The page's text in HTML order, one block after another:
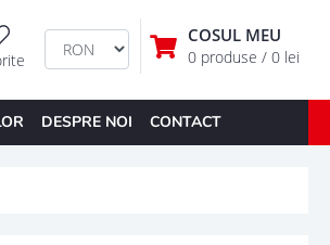
COSUL MEU
0 produse / 0 lei
DESPRE NOI CONTACT